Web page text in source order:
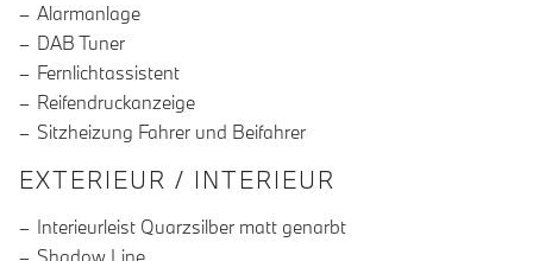
Alarmanlage
DAB Tuner
Fernlichtassistent
Reifendruckanzeige
Sitzheizung Fahrer und Beifahrer
EXTERIEUR / INTERIEUR
Interieurleist Quarzsilber matt genarbt